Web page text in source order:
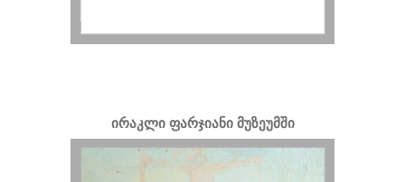
ირაკლი ფარჯიანი მუზეუმში